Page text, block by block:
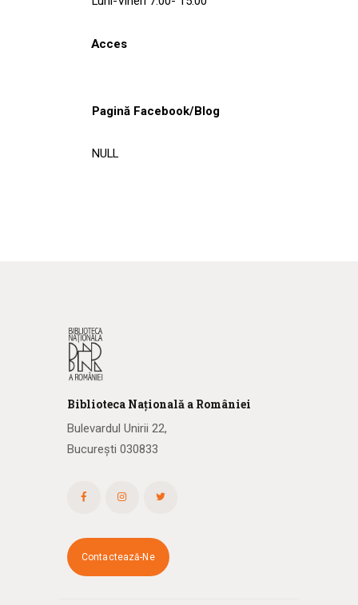
Acces
Pagină Facebook/Blog
NULL
Biblioteca Națională a României
Bulevardul Unirii 22,
București 030833
Contactează-Ne